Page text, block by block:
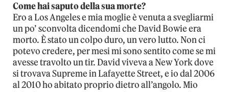
Come hai saputo della sua morte?
Ero a Los Angeles e mia moglie è venuta a svegliarmi
un po’ sconvolta dicendomi che David Bowie era
morto. È stato un colpo duro, un vero lutto. Non ci
potevo credere, per mesi mi sono sentito come se mi
avesse travolto un tir. David viveva a New York dove
si trovava Supreme in Lafayette Street, e io dal 2006
al 2010 ho abitato proprio dietro all’angolo. Mio